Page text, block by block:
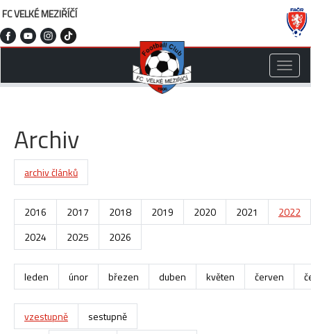
FC VELKÉ MEZIŘÍČÍ
Toggle
Archiv
archiv článků
2016 2017 2018 2019 2020 2021
2022
2024
2025 2026
leden únor březen duben květen červen
vzestupně
sestupně